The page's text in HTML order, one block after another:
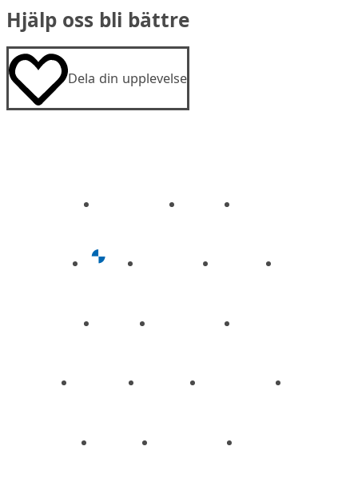
Hjälp oss bli bättre
Dela din upplevelse